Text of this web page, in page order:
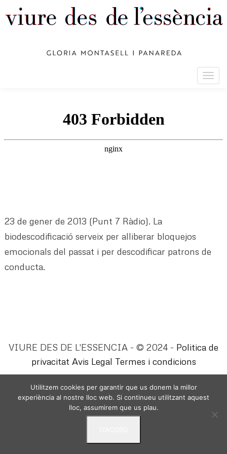
23 de gener de 2013 (Punt 7 Ràdio). La
biodescodificació serveix per alliberar bloquejos
emocionals del passat i per descodificar patrons de
conducta.
VIURE DES DE L'ESSENCIA - © 2024 - Politica de
privacitat Avis Legal Termes i condicions
Utilitzem cookies per garantir que us donem la millor
experiència al nostre lloc web. Si continueu utilitzant aquest
lloc, assumirem que us plau.